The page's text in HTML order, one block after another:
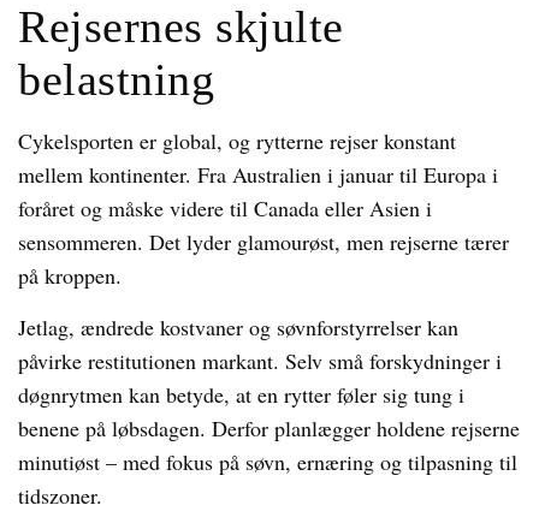
Rejsernes skjulte
belastning
Cykelsporten er global, og rytterne rejser konstant
mellem kontinenter. Fra Australien i januar til Europa i
foråret og måske videre til Canada eller Asien i
sensommeren. Det lyder glamourøst, men rejserne tærer
på kroppen.
Jetlag, ændrede kostvaner og søvnforstyrrelser kan
påvirke restitutionen markant. Selv små forskydninger i
døgnrytmen kan betyde, at en rytter føler sig tung i
benene på løbsdagen. Derfor planlægger holdene rejserne
minutiøst – med fokus på søvn, ernæring og tilpasning til
tidszoner.